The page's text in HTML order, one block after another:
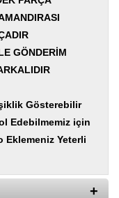
GÖNDERİM
Gösterebilir
Edebilmemiz için
Eklemeniz Yeterli